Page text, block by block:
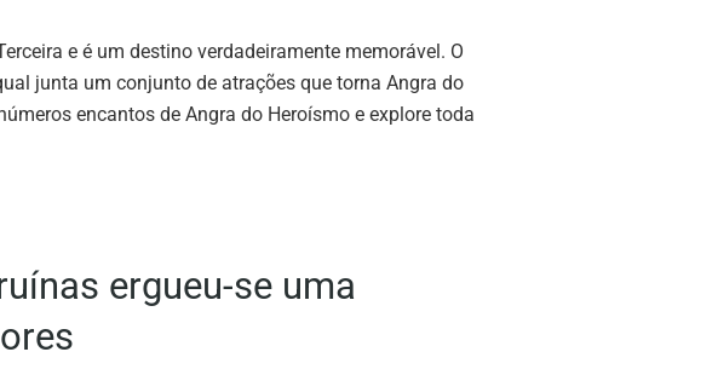
e é um destino verdadeiramente memorável. O
junta um conjunto de atrações que torna Angra do
encantos de Angra do Heroísmo e explore toda
ergueu-se uma